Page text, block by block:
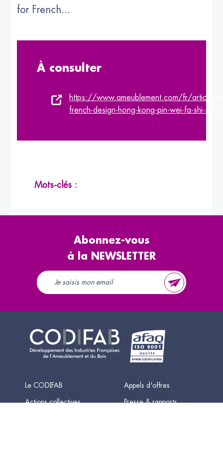
for French...
À consulter
https://www.ameublement.com/fr/article/
french-design-hong-kong-pin-wei-fa-shi-she-ji
Mots-clés :
Abonnez-vous
à la NEWSLETTER
Le CODIFAB
Actions collectives
Appels d'offres
Presse & rapports